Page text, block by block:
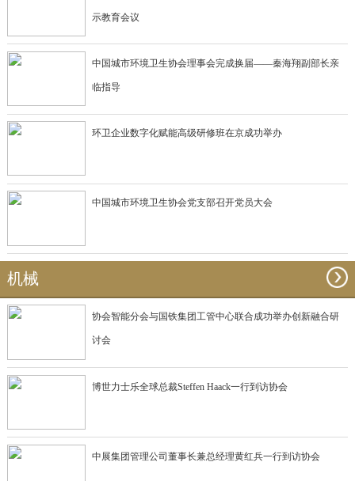
示教育会议
中国城市环境卫生协会理事会完成换届——秦海翔副部长亲
临指导
环卫企业数字化赋能高级研修班在京成功举办
中国城市环境卫生协会党支部召开党员大会
机械
协会智能分会与国铁集团工管中心联合成功举办创新融合研
讨会
博世力士乐全球总裁Steffen Haack一行到访协会
中展集团管理公司董事长兼总经理黄红兵一行到访协会